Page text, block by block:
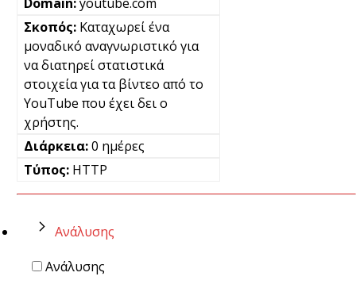
Καταχωρεί ένα
μοναδικό αναγνωριστικό για
να διατηρεί στατιστικά
στοιχεία για τα βίντεο από το
YouTube που έχει δει ο
χρήστης.
0 ημέρες
HTTP
Ανάλυσης
Ανάλυσης